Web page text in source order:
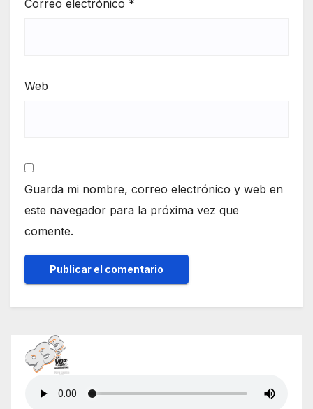
Correo electrónico *
Web
Guarda mi nombre, correo electrónico y web en
este navegador para la próxima vez que
comente.